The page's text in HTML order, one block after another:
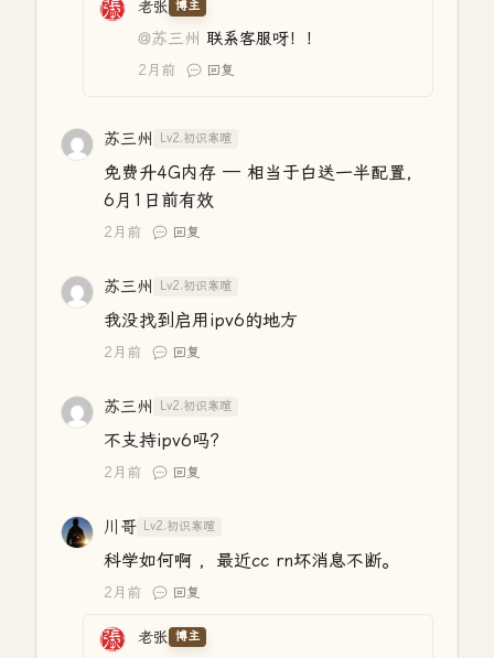
老张 博主
@苏三州 联系客服呀！！
2月前 回复
苏三州 Lv2.初识寒暄
免费升4G内存 — 相当于白送一半配置，
6月1日前有效
2月前 回复
苏三州 Lv2.初识寒暄
我没找到启用ipv6的地方
2月前 回复
苏三州 Lv2.初识寒暄
不支持ipv6吗?
2月前 回复
川哥 Lv2.初识寒暄
科学如何啊 ，最近cc rn坏消息不断。
2月前 回复
老张 博主